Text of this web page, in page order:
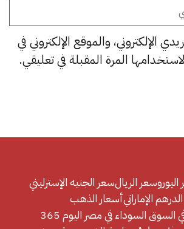
الإلكتروني، والموقع الإلكتروني في
المرة المقبلة في تعليقي.
سعر الريالسعر الجنيه الإسترليني
الإماراتيأسعار الذهب
السوق السوداء في مصر اليوم 365